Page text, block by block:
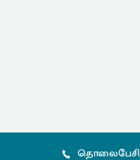
தொலைபேசி